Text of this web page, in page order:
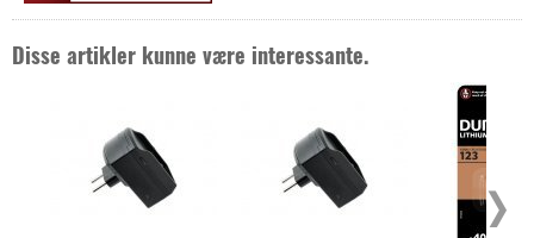
Disse artikler kunne være interessante.